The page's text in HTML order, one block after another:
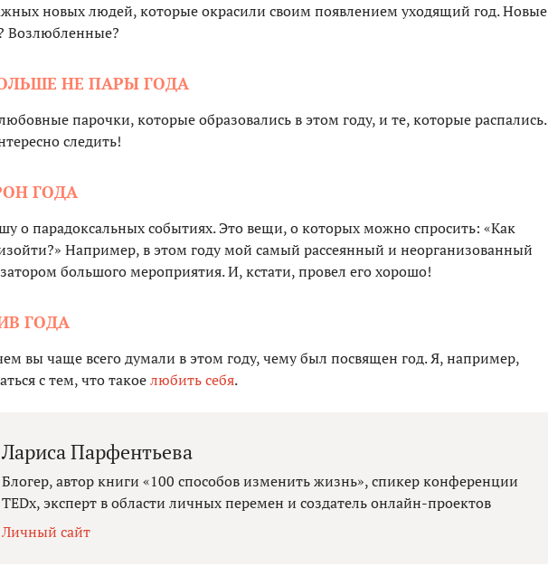
новых людей, которые окрасили своим появлением уходящий год. Новые
Возлюбленные?
НЕ ПАРЫ ГОДА
парочки, которые образовались в этом году, и те, которые распались.
следить!
ГОДА
о парадоксальных событиях. Это вещи, о которых можно спросить: «Как
Например, в этом году мой самый рассеянный и неорганизованный
большого мероприятия. И, кстати, провел его хорошо!
ГОДА
вы чаще всего думали в этом году, чему был посвящен год. Я, например,
с тем, что такоелюбить себя.
Лариса Парфентьева
Блогер, автор книги «100 способов изменить жизнь», спикер конференции
TEDx, эксперт в области личных перемен и создатель онлайн-проектов
Личный сайт